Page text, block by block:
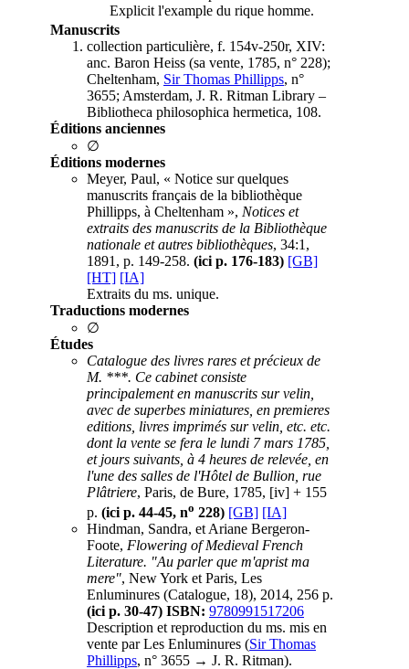
Explicit l'example du rique homme.
Manuscrits
collection particulière, f. 154v-250r, XIV:
anc. Baron Heiss (sa vente, 1785, n° 228);
Cheltenham, Sir Thomas Phillipps, n°
3655; Amsterdam, J. R. Ritman Library –
Bibliotheca philosophica hermetica, 108.
Éditions anciennes
∅
Éditions modernes
Meyer, Paul, « Notice sur quelques
manuscrits français de la bibliothèque
Phillipps, à Cheltenham », Notices et
extraits des manuscrits de la Bibliothèque
nationale et autres bibliothèques, 34:1,
1891, p. 149-258. (ici p. 176-183) [GB]
[HT] [IA]
Extraits du ms. unique.
Traductions modernes
∅
Études
Catalogue des livres rares et précieux de
M. ***. Ce cabinet consiste
principalement en manuscrits sur velin,
avec de superbes miniatures, en premieres
editions, livres imprimés sur velin, etc. etc.
dont la vente se fera le lundi 7 mars 1785,
et jours suivants, à 4 heures de relevée, en
l'une des salles de l'Hôtel de Bullion, rue
Plâtriere, Paris, de Bure, 1785, [iv] + 155
p. (ici p. 44-45, no 228) [GB] [IA]
Hindman, Sandra, et Ariane Bergeron-
Foote, Flowering of Medieval French
Literature. "Au parler que m'aprist ma
mere", New York et Paris, Les
Enluminures (Catalogue, 18), 2014, 256 p.
(ici p. 30-47) ISBN: 9780991517206
Description et reproduction du ms. mis en
vente par Les Enluminures (Sir Thomas
Phillipps, n° 3655 → J. R. Ritman).